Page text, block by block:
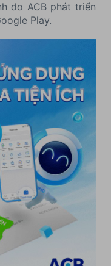
do ACB phát triển
Play.